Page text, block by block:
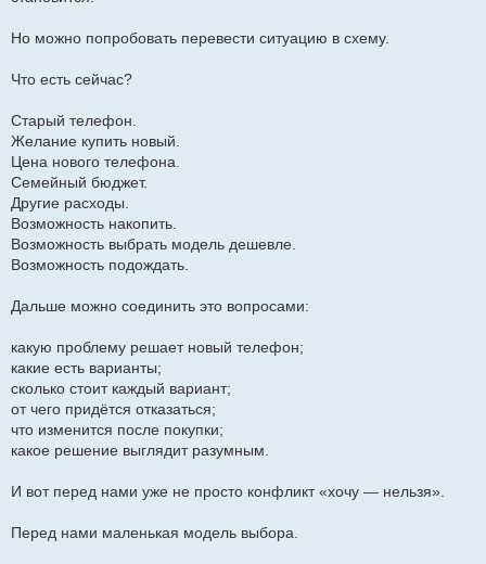
Но можно попробовать перевести ситуацию в схему.
Что есть сейчас?
Старый телефон.
Желание купить новый.
Цена нового телефона.
Семейный бюджет.
Другие расходы.
Возможность накопить.
Возможность выбрать модель дешевле.
Возможность подождать.
Дальше можно соединить это вопросами:
какую проблему решает новый телефон;
какие есть варианты;
сколько стоит каждый вариант;
от чего придётся отказаться;
что изменится после покупки;
какое решение выглядит разумным.
И вот перед нами уже не просто конфликт «хочу — нельзя».
Перед нами маленькая модель выбора.